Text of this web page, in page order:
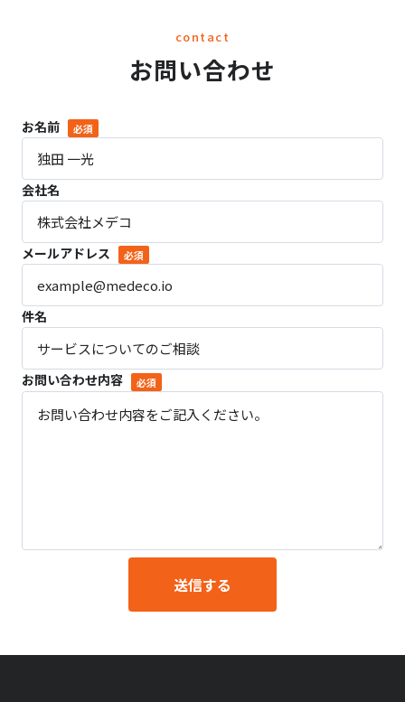
contact
お問い合わせ
お名前 必須
会社名
メールアドレス 必須
件名
お問い合わせ内容 必須
送信する